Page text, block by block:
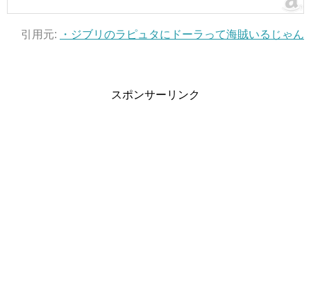
引用元: ・ジブリのラピュタにドーラって海賊いるじゃん
スポンサーリンク